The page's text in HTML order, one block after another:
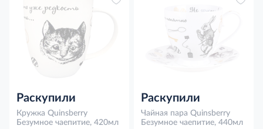
Раскупили
Кружка Quinsberry
Безумное чаепитие, 420мл
Раскупили
Чайная пара Quinsberry
Безумное чаепитие, 440мл